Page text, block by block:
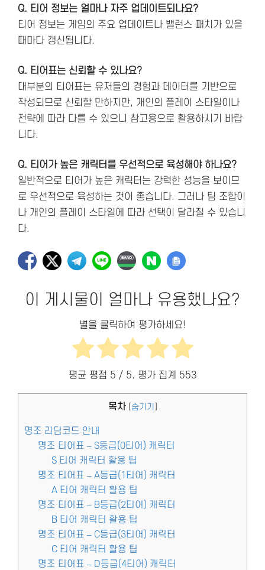
Q. 티어 정보는 얼마나 자주 업데이트되나요?
티어 정보는 게임의 주요 업데이트나 밸런스 패치가 있을
때마다 갱신됩니다.
Q. 티어표는 신뢰할 수 있나요?
대부분의 티어표는 유저들의 경험과 데이터를 기반으로
작성되므로 신뢰할 만하지만, 개인의 플레이 스타일이나
전략에 따라 다를 수 있으니 참고용으로 활용하시기 바랍
니다.
Q. 티어가 높은 캐릭터를 우선적으로 육성해야 하나요?
일반적으로 티어가 높은 캐릭터는 강력한 성능을 보이므
로 우선적으로 육성하는 것이 좋습니다. 그러나 팀 조합이
나 개인의 플레이 스타일에 따라 선택이 달라질 수 있습니
다.
이 게시물이 얼마나 유용했나요?
별을 클릭하여 평가하세요!
평균 평점 5 / 5. 평가 집계 553
목차 숨기기
명조 리딤코드 안내
명조 티어표 – S등급(0티어) 캐릭터
S 티어 캐릭터 활용 팁
명조 티어표 – A등급(1티어) 캐릭터
A 티어 캐릭터 활용 팁
명조 티어표 – B등급(2티어) 캐릭터
B 티어 캐릭터 활용 팁
명조 티어표 – C등급(3티어) 캐릭터
C 티어 캐릭터 활용 팁
명조 티어표 – D등급(4티어) 캐릭터